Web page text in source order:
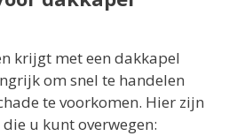
krijgt met een dakkapel
om snel te handelen
te voorkomen. Hier zijn
u kunt overwegen: